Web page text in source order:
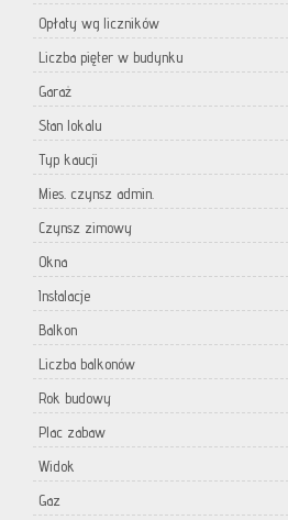
Opłaty wg liczników
Liczba pięter w budynku
Garaż
Stan lokalu
Typ kaucji
Mies. czynsz admin.
Czynsz zimowy
Okna
Instalacje
Balkon
Liczba balkonów
Rok budowy
Plac zabaw
Widok
Gaz